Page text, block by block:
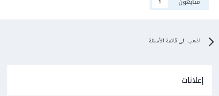
1
اذهب إلى قائمة الأسئلة
إعلانات